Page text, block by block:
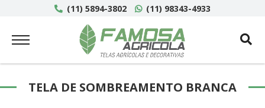
(11) 5894-3802 (11) 98343-4933
TELA DE SOMBREAMENTO BRANCA